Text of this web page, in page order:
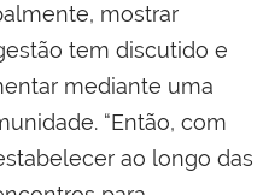
mostrar
tem discutido e
mediante uma
“Então, com
ao longo das